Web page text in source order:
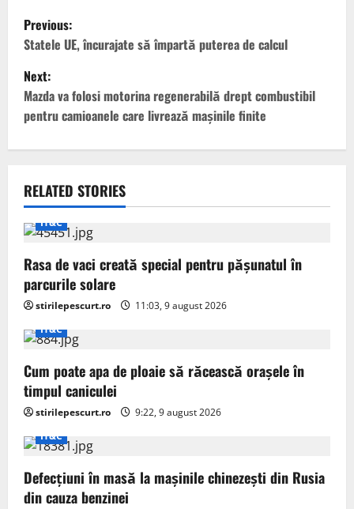
P
o
s
t
n
a
v
i
g
a
t
i
o
n
Previous:
Statele UE, încurajate să împartă puterea de calcul
Next:
Mazda va folosi motorina regenerabilă drept combustibil
pentru camioanele care livrează mașinile finite
RELATED STORIES
IT&C
Rasa de vaci creată special pentru pășunatul în
parcurile solare
stirilepescurt.ro
11:03, 9 august 2026
IT&C
Cum poate apa de ploaie să răcească orașele în
timpul caniculei
stirilepescurt.ro
9:22, 9 august 2026
IT&C
Defecțiuni în masă la mașinile chinezești din Rusia
din cauza benzinei